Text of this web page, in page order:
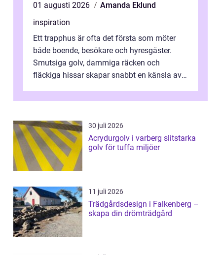
01 augusti 2026
Amanda Eklund
inspiration
Ett trapphus är ofta det första som möter
både boende, besökare och hyresgäster.
Smutsiga golv, dammiga räcken och
fläckiga hissar skapar snabbt en känsla av
omtan...
30 juli 2026
Acrydurgolv i varberg slitstarka
golv för tuffa miljöer
11 juli 2026
Trädgårdsdesign i Falkenberg –
skapa din drömträdgård